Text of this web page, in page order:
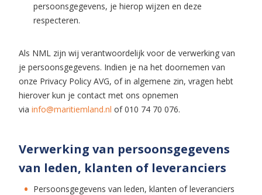
persoonsgegevens, je hierop wijzen en deze
respecteren.
Als NML zijn wij verantwoordelijk voor de verwerking van
je persoonsgegevens. Indien je na het doornemen van
onze Privacy Policy AVG, of in algemene zin, vragen hebt
hierover kun je contact met ons opnemen
via info@maritiemland.nl of 010 74 70 076.
Verwerking van persoonsgegevens
van leden, klanten of leveranciers
Persoonsgegevens van leden, klanten of leveranciers